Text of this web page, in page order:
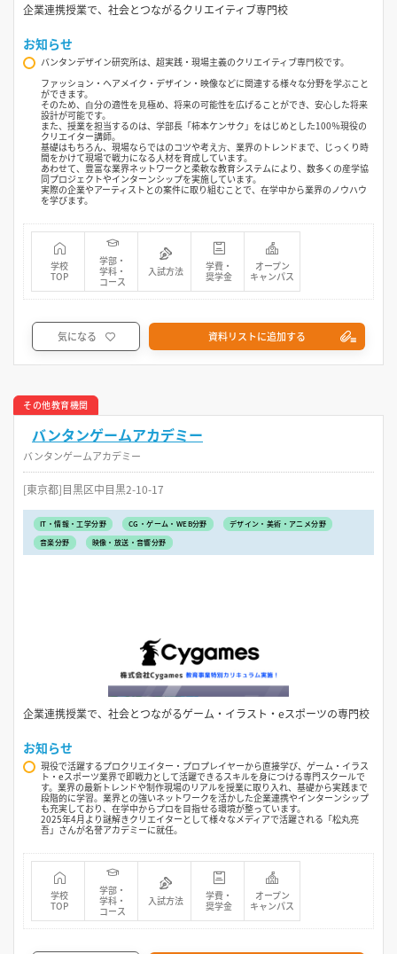
企業連携授業で、社会とつながるクリエイティブ専門校
お知らせ
バンタンデザイン研究所は、超実践・現場主義のクリエイティブ専⾨校です。
ファッション・ヘアメイク・デザイン・映像などに関連する様々な分野を学ぶこと
ができます。
そのため、⾃分の適性を⾒極め、将来の可能性を広げることができ、安⼼した将来
設計が可能です。
また、授業を担当するのは、学部長「柿本ケンサク」をはじめとした100％現役の
クリエイター講師。
基礎はもちろん、現場ならではのコツや考え⽅、業界のトレンドまで、じっくり時
間をかけて現場で戦⼒になる⼈材を育成しています。
あわせて、豊富な業界ネットワークと柔軟な教育システムにより、数多くの産学協
同プロジェクトやインターンシップを実施しています。
実際の企業やアーティストとの案件に取り組むことで、在学中から業界のノウハウ
を学びます。
学校
TOP
学部・
学科・
コース
入試方法
学費・
奨学金
オープン
キャンパス
気になる 資料リストに追加する
その他教育機関
バンタンゲームアカデミー
バンタンゲームアカデミー
[東京都]目黒区中目黒2-10-17
IT・情報・工学分野 CG・ゲーム・WEB分野
デザイン・美術・アニメ分野
音楽分野
映像・放送・音響分野
企業連携授業で、社会とつながるゲーム・イラスト・eスポーツの専門校
お知らせ
現役で活躍するプロクリエイター・プロプレイヤーから直接学び、ゲーム・イラス
ト・eスポーツ業界で即戦力として活躍できるスキルを身につける専門スクールで
す。業界の最新トレンドや制作現場のリアルを授業に取り入れ、基礎から実践まで
段階的に学習。業界との強いネットワークを活かした企業連携やインターンシップ
も充実しており、在学中からプロを目指せる環境が整っています。
2025年4月より謎解きクリエイターとして様々なメディアで活躍される「松丸亮
吾」さんが名誉アカデミーに就任。
学校
TOP
学部・
学科・
コース
入試方法
学費・
奨学金
オープン
キャンパス